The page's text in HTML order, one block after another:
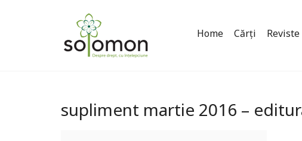
Home Cărți Reviste
supliment martie 2016 –